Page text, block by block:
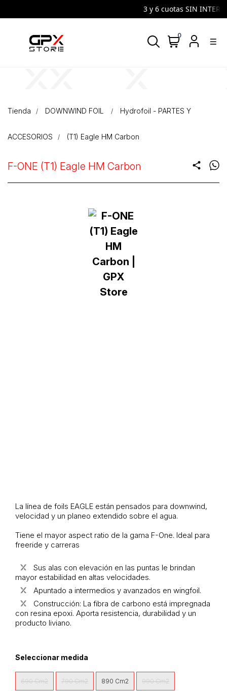
3 y 6 cuotas SIN
density_medium
0
Tienda DOWNWIND FOIL Hydrofoil - PARTES Y
ACCESORIOS (T1) Eagle HM Carbon
F-ONE (T1) Eagle HM Carbon share
La línea de foils EAGLE están pensados para downwind,
velocidad y un planeo extendido sobre el agua.
Tiene el mayor aspect ratio de la gama F-One. Ideal para
freeride y carreras
Sus alas con elevación en las puntas le brindan
mayor estabilidad en altas velocidades.
Apuntado a intermedios y avanzados en wingfoil.
Construcción: La fibra de carbono está impregnada
con resina epoxi. Aporta resistencia, durabilidad y un
producto liviano.
Seleccionar medida
690 Cm2 790 Cm2 890 Cm2 990 Cm2